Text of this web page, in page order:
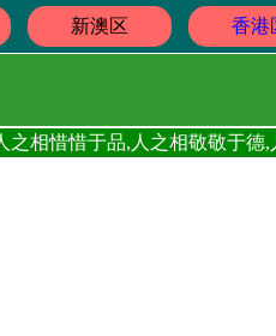
新澳区 香港
之相惜惜于品,人之相敬敬于